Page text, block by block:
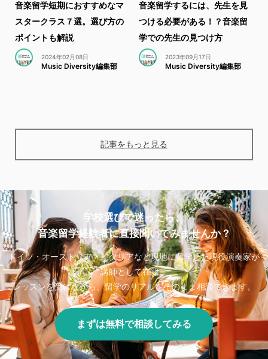
音楽留学短期におすすめなマ
スタークラス７選。選び方の
ポイントも解説
2024年02月08日
Music Diversity編集部
音楽留学するには、先生を見
つける必要がある！？音楽留
学での先生の見つけ方
2023年09月17日
Music Diversity編集部
記事をもっと見る
学校選びで迷ったら、
音楽留学経験者に直接聞いてみませんか？
ドイツ・オーストリア・イタリアなど現地に留学した現役演奏家が
講師として在籍。
レッスンを受けながら、留学のリアルをそのまま相談できます。
まずは無料で相談してみる